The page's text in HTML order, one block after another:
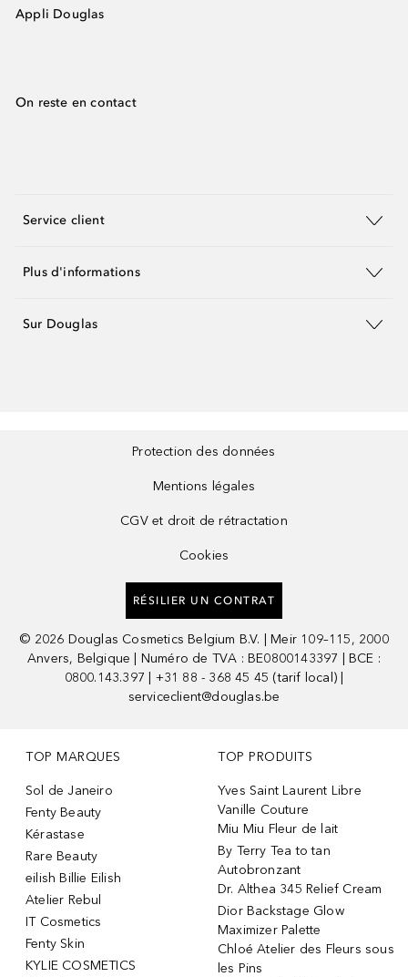
Appli Douglas
On reste en contact
Service client
Plus d'informations
Sur Douglas
Protection des données
Mentions légales
CGV et droit de rétractation
Cookies
RÉSILIER UN CONTRAT
© 2026 Douglas Cosmetics Belgium B.V. | Meir 109–115, 2000
Anvers, Belgique | Numéro de TVA : BE0800143397 | BCE :
0800.143.397 | +31 88 - 368 45 45 (tarif local) |
serviceclient@douglas.be
TOP MARQUES
Sol de Janeiro
Fenty Beauty
Kérastase
Rare Beauty
eilish Billie Eilish
Atelier Rebul
IT Cosmetics
Fenty Skin
KYLIE COSMETICS
TOP PRODUITS
Yves Saint Laurent Libre
Vanille Couture
Miu Miu Fleur de lait
By Terry Tea to tan
Autobronzant
Dr. Althea 345 Relief Cream
Dior Backstage Glow
Maximizer Palette
Chloé Atelier des Fleurs sous
les Pins